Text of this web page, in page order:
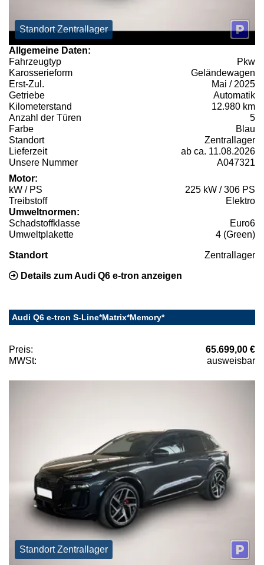
Standort Zentrallager
Allgemeine Daten:
Fahrzeugtyp
Pkw
Karosserieform
Geländewagen
Erst-Zul.
Mai / 2025
Getriebe
Automatik
Kilometerstand
12.980 km
Anzahl der Türen
5
Farbe
Blau
Standort
Zentrallager
Lieferzeit
ab ca. 11.08.2026
Unsere Nummer
A047321
Motor:
kW / PS
225 kW / 306 PS
Treibstoff
Elektro
Umweltnormen:
Schadstoffklasse
Euro6
Umweltplakette
4 (Green)
Standort Zentrallager
Details zum Audi Q6 e-tron anzeigen
Audi Q6 e-tron S-Line*Matrix*Memory*
Preis:
65.699,00 €
MWSt:
ausweisbar
Standort Zentrallager